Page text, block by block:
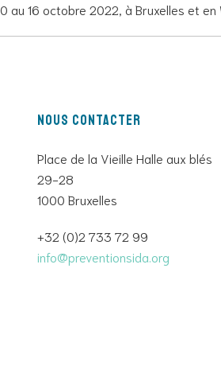
au 16 octobre 2022, à Bruxelles et en
Nous contacter
Place de la Vieille Halle aux blés
29-28
1000 Bruxelles
+32 (0)2 733 72 99
info@preventionsida.org